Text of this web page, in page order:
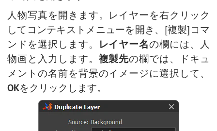
人物写真を開きます。レイヤーを右クリック
してコンテキストメニューを開き、[複製]コマ
ンドを選択します。
レイヤー名の欄には、人
物画と入力します。 複製先の欄では、ドキュ
メントの名前を背景のイメージに選択して、
OKをクリックします。